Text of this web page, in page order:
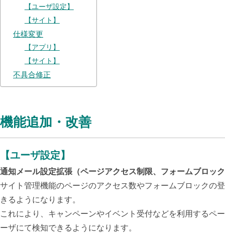
【ユーザ設定】
【サイト】
仕様変更
【アプリ】
【サイト】
不具合修正
機能追加・改善
【ユーザ設定】
通知メール設定拡張（ページアクセス制限、フォームブロッ
サイト管理機能のページのアクセス数やフォームブロックの
きるようになります。
これにより、キャンペーンやイベント受付などを利用するペ
ーザにて検知できるようになります。